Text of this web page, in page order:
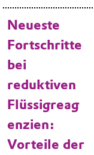
Neueste
Fortschritte
bei
reduktiven
Flüssigreag
enzien:
Vorteile der